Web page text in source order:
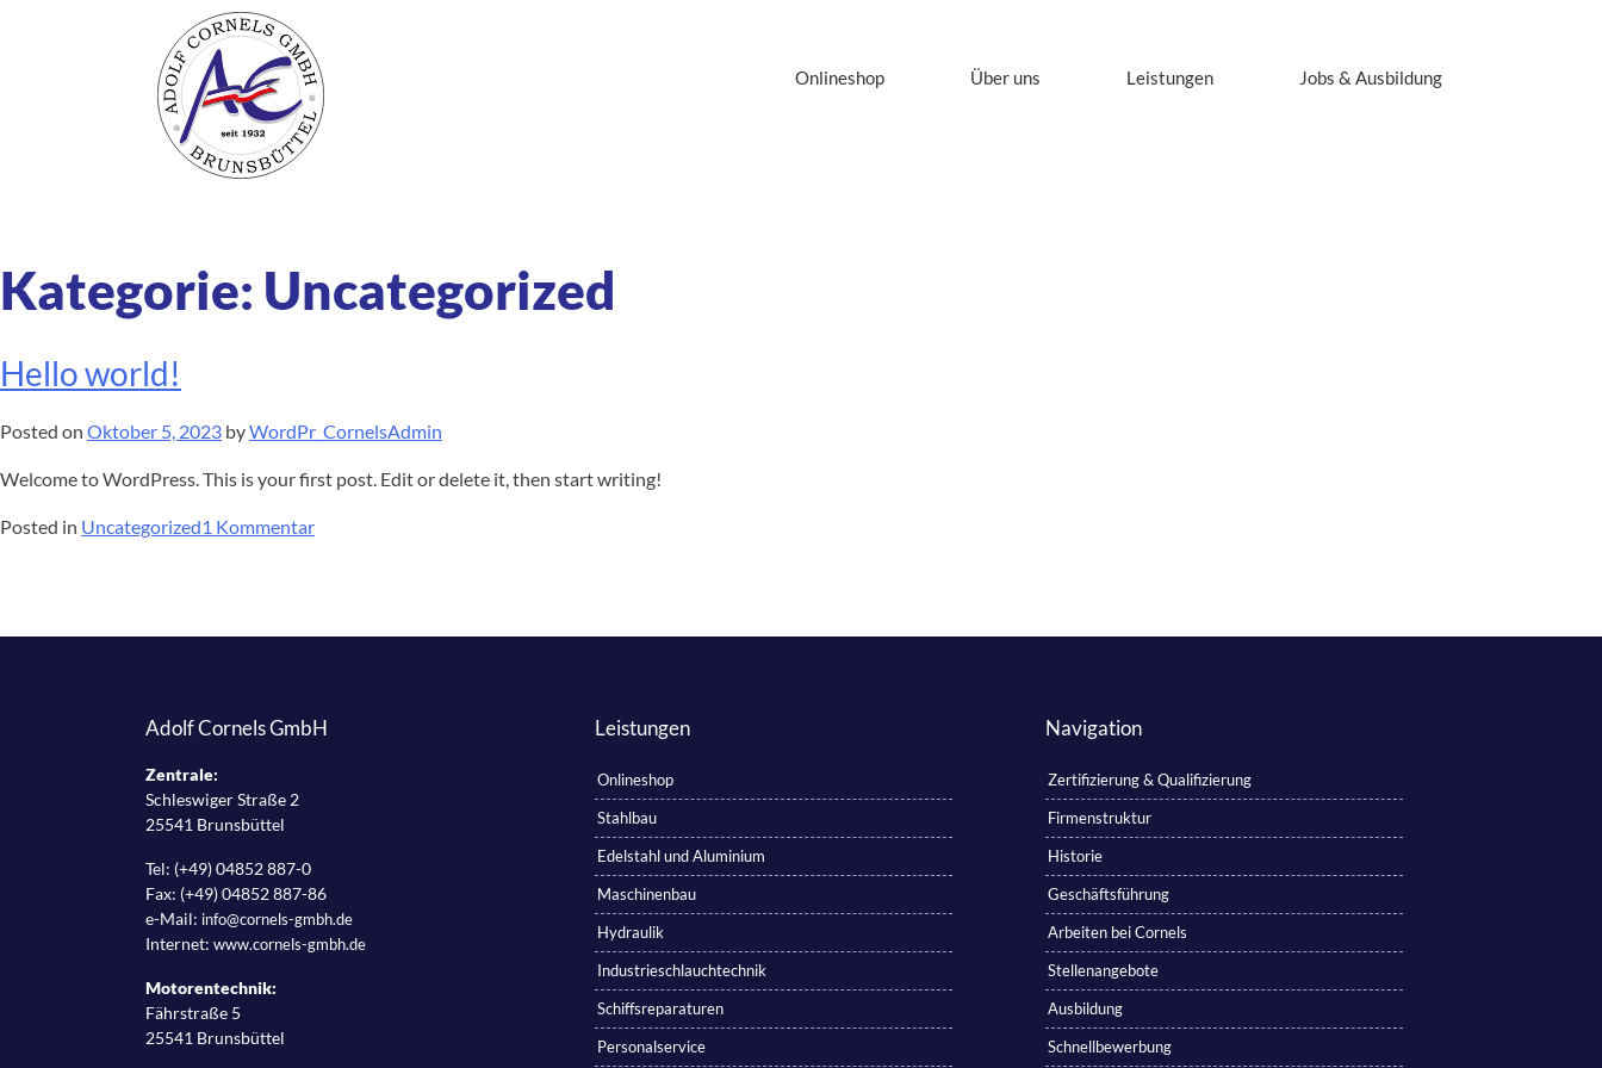
Onlineshop Über uns Leistungen Jobs & Ausbildung
Kategorie: Uncategorized
Hello world!
Posted on Oktober 5, 2023 byWordPr_CornelsAdmin
Welcome to WordPress. This is your first post. Edit or delete it, then start writing!
Posted in Uncategorized1 Kommentarzu
Adolf Cornels GmbH
Zentrale:
Schleswiger Straße 2
25541 Brunsbüttel
Tel: (+49) 04852 887-0
Fax: (+49) 04852 887-86
e-Mail: info@cornels-gmbh.de
Internet: www.cornels-gmbh.de
Motorentechnik:
Fährstraße 5
25541 Brunsbüttel
Leistungen
Onlineshop
Stahlbau
Edelstahl und Aluminium
Maschinenbau
Hydraulik
Industrieschlauchtechnik
Schiffsreparaturen
Personalservice
Navigation
Zertifizierung & Qualifizierung
Firmenstruktur
Historie
Geschäftsführung
Arbeiten bei Cornels
Stellenangebote
Ausbildung
Schnellbewerbung